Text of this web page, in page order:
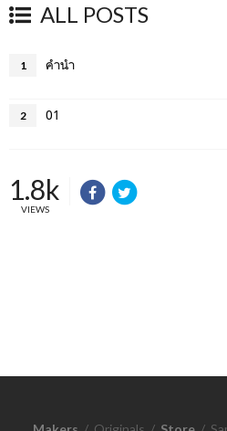
ALL POSTS
1 คำนำ
2 01
1.8k
VIEWS